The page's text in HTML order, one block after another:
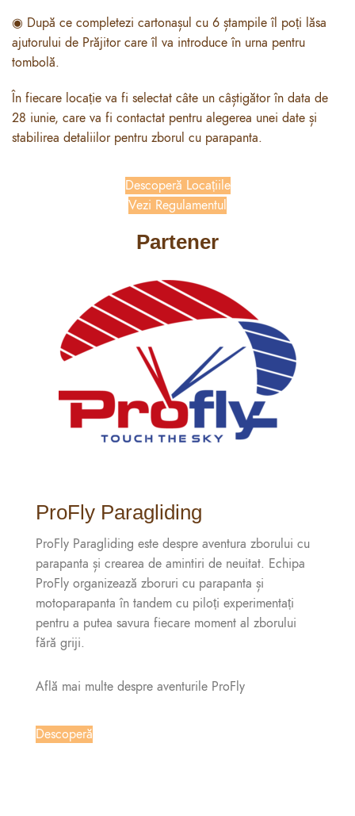
◉ După ce completezi cartonașul cu 6 ștampile îl poți lăsa
ajutorului de Prăjitor care îl va introduce în urna pentru
tombolă.
În fiecare locație va fi selectat câte un câștigător în data de
28 iunie, care va fi contactat pentru alegerea unei date și
stabilirea detaliilor pentru zborul cu parapanta.
Descoperă Locațiile
Vezi Regulamentul
Partener
ProFly Paragliding
ProFly Paragliding este despre aventura zborului cu
parapanta și crearea de amintiri de neuitat. Echipa
ProFly organizează zboruri cu parapanta și
motoparapanta în tandem cu piloți experimentați
pentru a putea savura fiecare moment al zborului
fără griji.
Află mai multe despre aventurile ProFly
Descoperă